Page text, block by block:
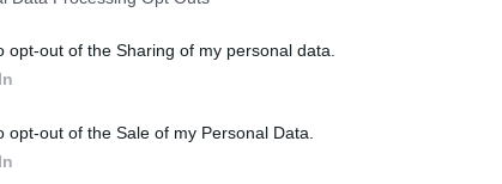
opt-out of the Sharing of my personal data.
opt-out of the Sale of my Personal Data.